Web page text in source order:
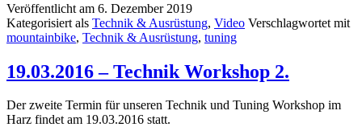
Veröffentlicht am 6. Dezember 2019
Kategorisiert als Technik & Ausrüstung, Video Verschlagwortet mit
mountainbike, Technik & Ausrüstung, tuning
19.03.2016 – Technik Workshop 2.
Der zweite Termin für unseren Technik und Tuning Workshop im
Harz findet am 19.03.2016 statt.